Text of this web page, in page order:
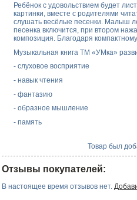
Ребёнок с удовольствием будет
картинки, вместе с родителями
слушать весёлые песенки. Малыш
песенка включится, при втором
композиция. Благодаря
Музыкальная книга ТМ «УМка»
- слуховое восприятие
- навык чтения
- фантазию
- образное мышление
- память
Товар был
Отзывы покупателей:
В настоящее время отзывов нет.